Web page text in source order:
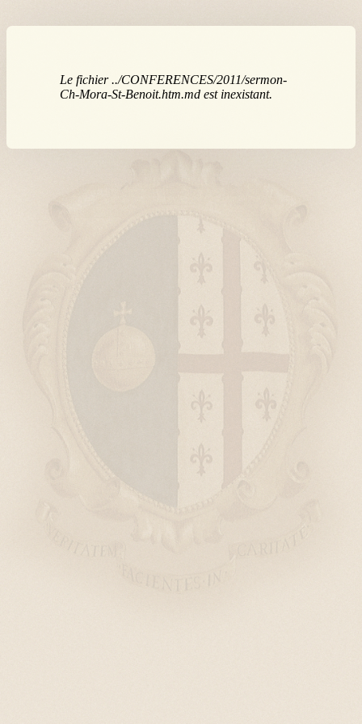
Le fichier ../CONFERENCES/2011/sermon-
Ch-Mora-St-Benoit.htm.md est inexistant.